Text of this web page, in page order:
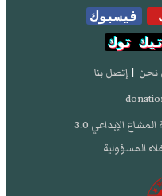
فيسبوك
توك
نحن | إتصل بنا
الإبداعي 3.0
المسؤولية